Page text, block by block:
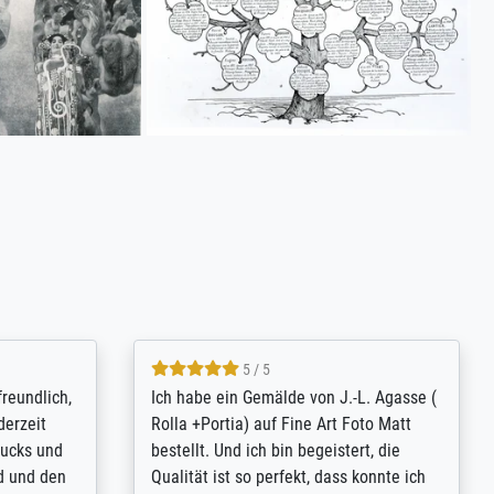
is
go-to
4.8 / 5
Qualité absolument irréprochable.
Extraordinaire diversité des thèmes
abordés et personnalisation des
demandes (recadrage, réajustement des